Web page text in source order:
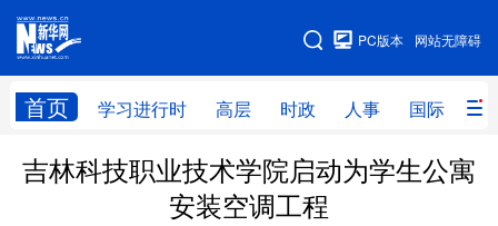
网站无障碍
PC版本
首页 学习进行时 高层 时政 人事 国际 财
网站地图
学习进行时 高层 时政 人事
财经 网评
吉林科技职业技术学院启动为学生公寓
安装空调工程